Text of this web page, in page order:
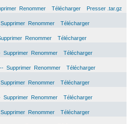
Renommer Télécharger
Presser .tar.gz
Supprimer Renommer
Télécharger
Renommer
Télécharger
Supprimer Renommer
Télécharger
Supprimer Renommer
Télécharger
Supprimer Renommer
Télécharger
Supprimer Renommer
Télécharger
Supprimer Renommer
Télécharger